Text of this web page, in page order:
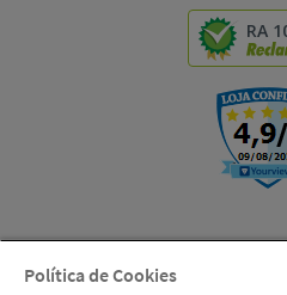
RA
Política de Cookies